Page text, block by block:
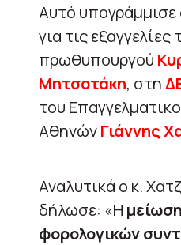
Αυτό
για τις εξαγγελίες
πρωθυπουργού
Μητσοτάκη, στη
του
ΑθηνώνΓιάννης
Αναλυτικά ο κ.
δήλωσε: «Η
φορολογικών